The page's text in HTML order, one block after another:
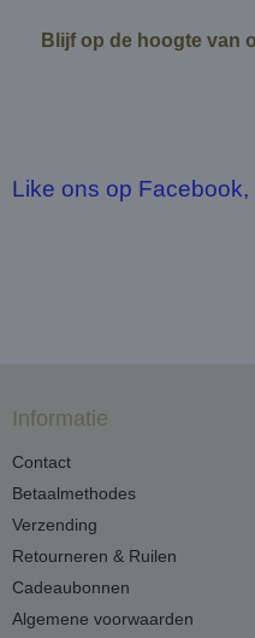
Blijf op de hoogte van
Like ons op Facebook,
Informatie
Contact
Betaalmethodes
Verzending
Retourneren & Ruilen
Cadeaubonnen
Algemene voorwaarden